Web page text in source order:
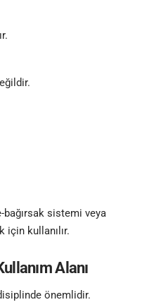
sistemi veya
için kullanılır.
Alanı
önemlidir.